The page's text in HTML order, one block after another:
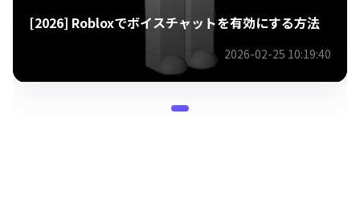
[2026] Robloxでボイスチャットを有効にする方法
2026-02-25 10:19:40